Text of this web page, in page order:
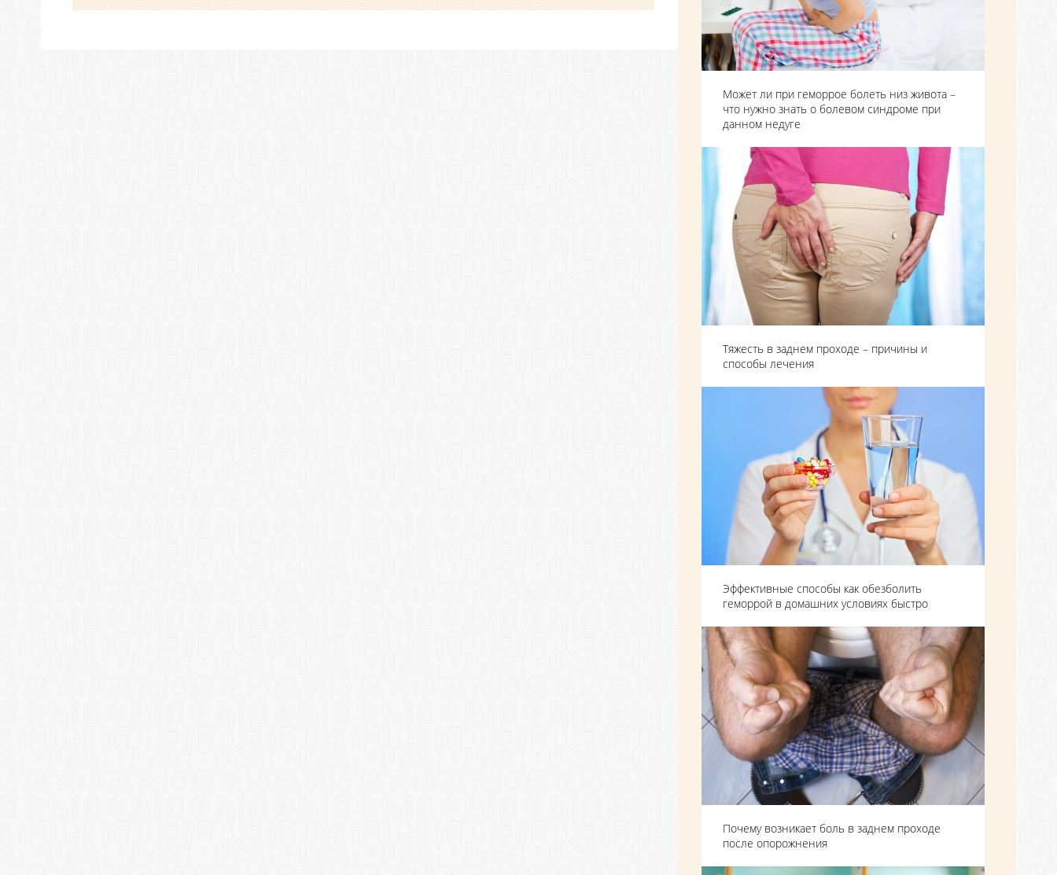
Может ли при геморрое болеть низ живота –
что нужно знать о болевом синдроме при
данном недуге
Тяжесть в заднем проходе – причины и
способы лечения
Эффективные способы как обезболить
геморрой в домашних условиях быстро
Почему возникает боль в заднем проходе
после опорожнения